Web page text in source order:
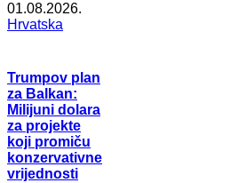
01.08.2026.
Hrvatska
Trumpov plan
za Balkan:
Milijuni dolara
za projekte
koji promiču
konzervativne
vrijednosti